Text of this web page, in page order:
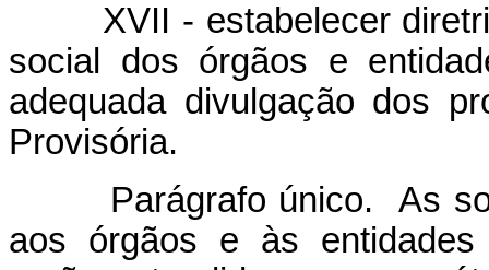
XVII - estabelecer
social dos órgãos e
adequada divulgação dos
Provisória.
Parágrafo único. As
aos órgãos e às entidades